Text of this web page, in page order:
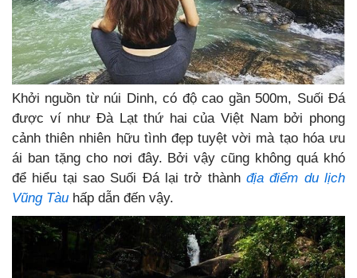
Khởi nguồn từ núi Dinh, có độ cao gần 500m, Suối Đá
được ví như Đà Lạt thứ hai của Việt Nam bởi phong
cảnh thiên nhiên hữu tình đẹp tuyệt vời mà tạo hóa ưu
ái ban tặng cho nơi đây. Bởi vậy cũng không quá khó
để hiểu tại sao Suối Đá lại trở thành địa điểm du lịch
Vũng Tàu hấp dẫn đến vậy.